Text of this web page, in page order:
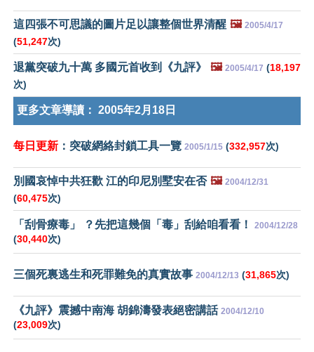
這四張不可思議的圖片足以讓整個世界清醒 🖼️ 2005/4/17
(51,247次)
退黨突破九十萬 多國元首收到《九評》 🖼️ 2005/4/17 (18,197
次)
更多文章導讀： 2005年2月18日
每日更新 ：突破網絡封鎖工具一覽 2005/1/15 (332,957次)
別國哀悼中共狂歡 江的印尼別墅安在否 🖼️ 2004/12/31
(60,475次)
「刮骨療毒」 ？先把這幾個「毒」刮給咱看看！ 2004/12/28
(30,440次)
三個死裏逃生和死罪難免的真實故事 2004/12/13 (31,865次)
《九評》震撼中南海 胡錦濤發表絕密講話 2004/12/10
(23,009次)